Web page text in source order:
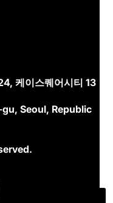
케이스퀘어시티 13
Seoul, Republic